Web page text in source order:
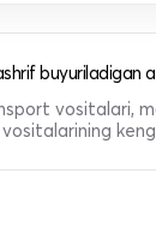
buyuriladigan
vositalari,